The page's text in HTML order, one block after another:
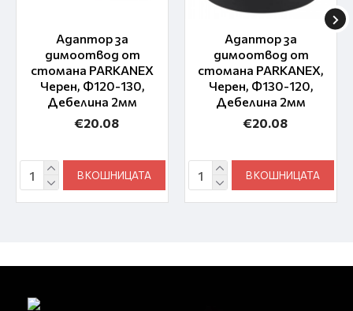
Адаптор за
димоотвод от
стомана PARKANEX
Черен, Ф120-130,
Дебелина 2мм
€20.08
В КОШНИЦАТА
Адаптор за
димоотвод от
стомана PARKANEX,
Черен, Ф130-120,
Дебелина 2мм
€20.08
В КОШНИЦАТА